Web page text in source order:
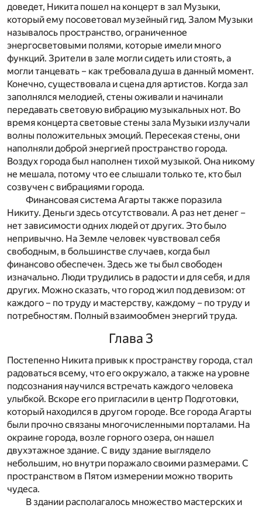
доведет, Никита пошел на концерт в зал Музыки,
который ему посоветовал музейный гид. Залом Музыки
называлось пространство, ограниченное
энергосветовыми полями, которые имели много
функций. Зрители в зале могли сидеть или стоять, а
могли танцевать – как требовала душа в данный момент.
Конечно, существовала и сцена для артистов. Когда зал
заполнялся мелодией, стены оживали и начинали
передавать световую вибрацию музыкальных нот. Во
время концерта световые стены зала Музыки излучали
волны положительных эмоций. Пересекая стены, они
наполняли доброй энергией пространство города.
Воздух города был наполнен тихой музыкой. Она никому
не мешала, потому что ее слышали только те, кто был
созвучен с вибрациями города.
Финансовая система Агарты также поразила
Никиту. Деньги здесь отсутствовали. А раз нет денег –
нет зависимости одних людей от других. Это было
непривычно. На Земле человек чувствовал себя
свободным, в большинстве случаев, когда был
финансово обеспечен. Здесь же ты был свободен
изначально. Люди трудились в радости и для себя, и для
других. Можно сказать, что город жил под девизом: от
каждого – по труду и мастерству, каждому – по труду и
потребностям. Полный взаимообмен энергий труда.
Глава 3
Постепенно Никита привык к пространству города, стал
радоваться всему, что его окружало, а также на уровне
подсознания научился встречать каждого человека
улыбкой. Вскоре его пригласили в центр Подготовки,
который находился в другом городе. Все города Агарты
были прочно связаны многочисленными порталами. На
окраине города, возле горного озера, он нашел
двухэтажное здание. С виду здание выглядело
небольшим, но внутри поражало своими размерами. С
пространством в Пятом измерении можно творить
чудеса.
В здании располагалось множество мастерских и